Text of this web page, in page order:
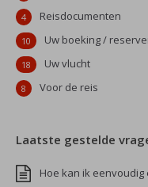
Reisdocumenten
4
Uw boeking /
10
Uw vlucht
18
Voor de reis
8
Laatste gestelde
Hoe kan ik eenvoudig